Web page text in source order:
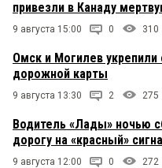
привезли в Канаду
9 августа 15:00 0 310
Омск и Могилев укрепили
дорожной карты
9 августа 13:30 2 275
Водитель «Лады» ночью
дорогу на «красный»
9 августа 12:00 0 272